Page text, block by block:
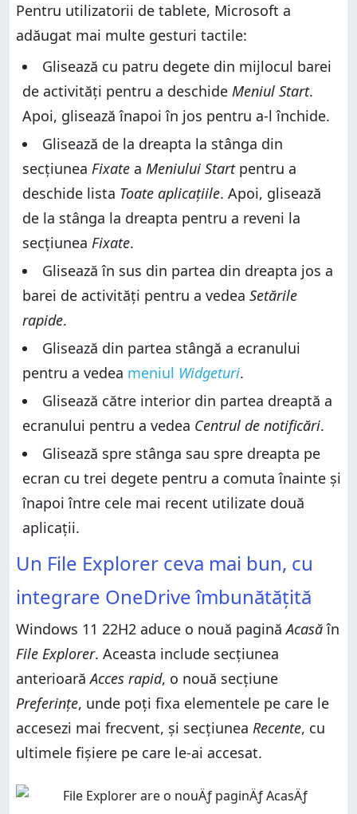
Pentru utilizatorii de tablete, Microsoft a
adăugat mai multe gesturi tactile:
Glisează cu patru degete din mijlocul barei
de activități pentru a deschide Meniul Start.
Apoi, glisează înapoi în jos pentru a-l închide.
Glisează de la dreapta la stânga din
secțiunea Fixate a Meniului Startpentru a
deschide lista Toate aplicațiile. Apoi, glisează
de la stânga la dreapta pentru a reveni la
secțiunea Fixate.
Glisează în sus din partea din dreapta jos a
barei de activități pentru a vedea Setările
rapide.
Glisează din partea stângă a ecranului
pentru a vedea meniul Widgeturi.
Glisează către interior din partea dreaptă a
ecranului pentru a vedea Centrul de notificări.
Glisează spre stânga sau spre dreapta pe
ecran cu trei degete pentru a comuta înainte și
înapoi între cele mai recent utilizate două
aplicații.
Un File Explorer ceva mai bun, cu
integrare OneDrive îmbunătățită
Windows 11 22H2 aduce o nouă paginăAcasăîn
File Explorer. Aceasta include secțiunea
anterioarăAcces rapid, o nouă secțiune
Preferințe, unde poți fixa elementele pe care le
accesezi mai frecvent, și secțiunea Recente, cu
ultimele fișiere pe care le-ai accesat.